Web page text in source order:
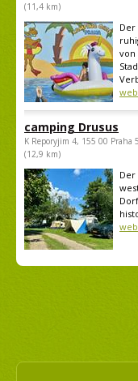
(11,4 km)
Der
von
camping Drusus
K Reporyjim 4, 155 00 Praha
(12,9 km)
Der